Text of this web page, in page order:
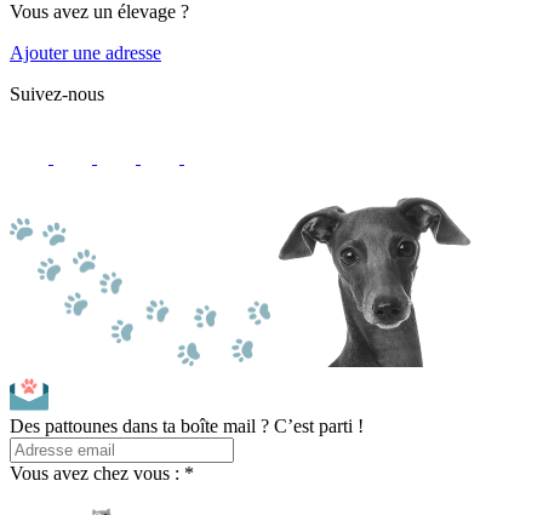
Vous avez un élevage ?
Ajouter une adresse
Suivez-nous
Des pattounes dans ta boîte mail ? C’est parti !
Vous avez chez vous : *